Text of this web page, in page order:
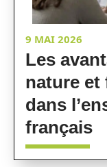
9 MAI 2026
Les
nature
dans
français